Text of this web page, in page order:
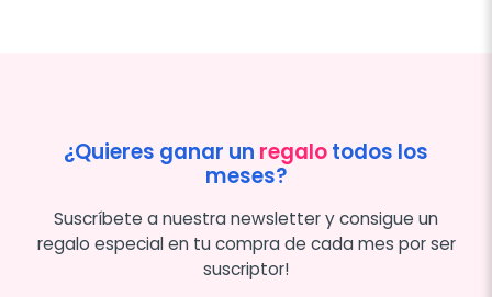
¿Quieres ganar un regalotodos los
meses?
Suscríbete a nuestra newsletter y consigue un
regalo especial en tu compra de cada mes por ser
suscriptor!